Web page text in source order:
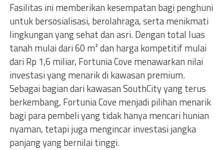
Fasilitas ini memberikan kesempatan bagi penghuni
untuk bersosialisasi, berolahraga, serta menikmati
lingkungan yang sehat dan asri. Dengan total luas
tanah mulai dari 60 m² dan harga kompetitif mulai
dari Rp 1,6 miliar, Fortunia Cove menawarkan nilai
investasi yang menarik di kawasan premium.
Sebagai bagian dari kawasan SouthCity yang terus
berkembang, Fortunia Cove menjadi pilihan menarik
bagi para pembeli yang tidak hanya mencari hunian
nyaman, tetapi juga mengincar investasi jangka
panjang yang bernilai tinggi.